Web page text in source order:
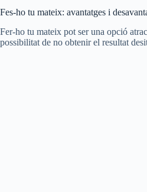
Fes-ho tu mateix: avantatges i
Fer-ho tu mateix pot ser una opció
possibilitat de no obtenir el resultat